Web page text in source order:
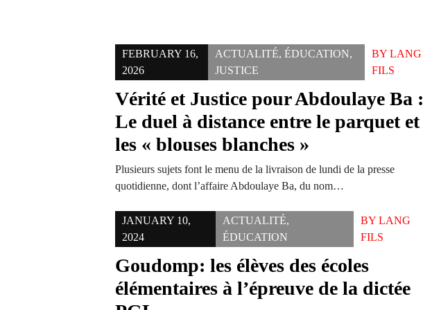
FEBRUARY 16,
2026
ACTUALITÉ, ÉDUCATION,
JUSTICE
BYLANG
FILS
Vérité et Justice pour Abdoulaye Ba :
Le duel à distance entre le parquet et
les « blouses blanches »
Plusieurs sujets font le menu de la livraison de lundi de la presse
quotidienne, dont l’affaire Abdoulaye Ba, du nom…
JANUARY 10,
2024
ACTUALITÉ,
ÉDUCATION
BYLANG
FILS
Goudomp: les élèves des écoles
élémentaires à l’épreuve de la dictée